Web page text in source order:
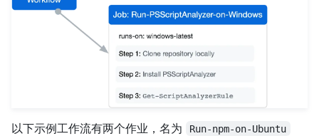
以下示例工作流有两个作业，名为 Run-npm-on-Ubuntu